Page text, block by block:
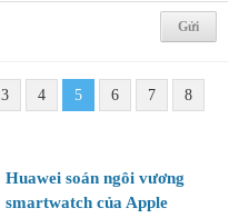
3 4 5 6 7 8
Huawei soán ngôi vương
smartwatch của Apple